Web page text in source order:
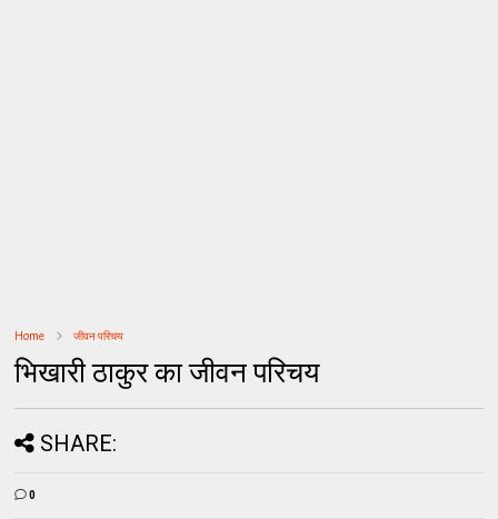
Home जीवन परिचय
भिखारी ठाकुर का जीवन परिचय
SHARE:
0